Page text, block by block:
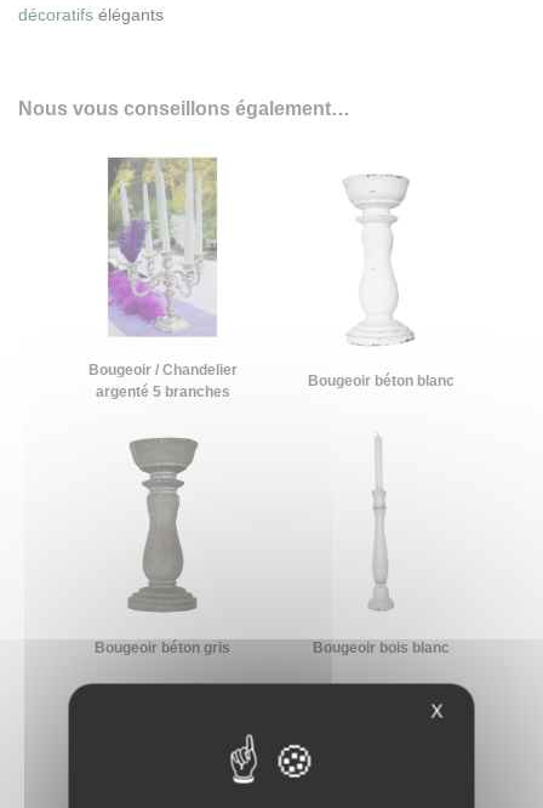
décoratifs élégants
Nous vous conseillons également…
Bougeoir / Chandelier
argenté 5 branches
Bougeoir béton blanc
Bougeoir béton gris Bougeoir bois blanc
X